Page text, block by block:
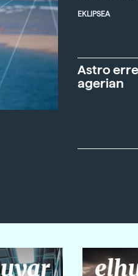
EKLIPSEA
Astro
agerian